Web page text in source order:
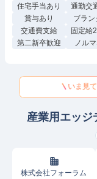
住宅手当あり
通勤交
賞与あり
ブラン
交通費支給
固定給
第二新卒歓迎
ノル
いま見
産業用エッジ
株式会社フォーラム